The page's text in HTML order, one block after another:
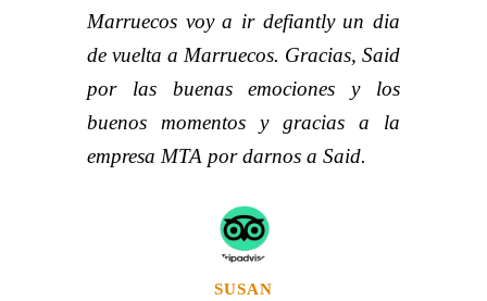
Marruecos voy a ir defiantly un dia
de vuelta a Marruecos. Gracias, Said
por las buenas emociones y los
buenos momentos y gracias a la
empresa MTA por darnos a Said.
SUSAN